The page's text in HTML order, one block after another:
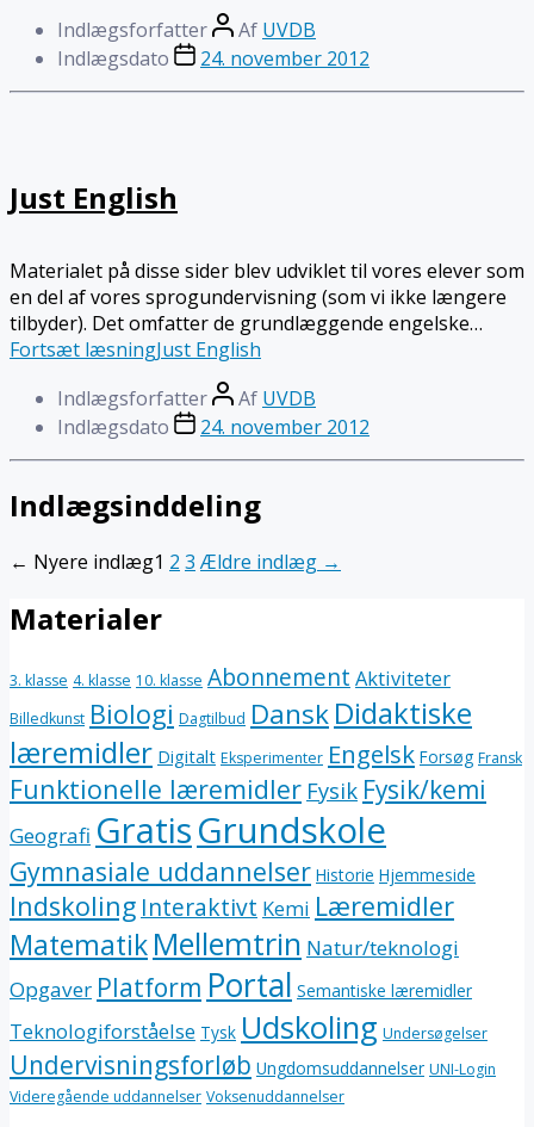
Indlægsforfatter
Af UVDB
Indlægsdato
24. november 2012
Just English
Materialet på disse sider blev udviklet til vores elever som
en del af vores sprogundervisning (som vi ikke længere
tilbyder). Det omfatter de grundlæggende engelske…
Fortsæt læsningJust English
Indlægsforfatter
Af UVDB
Indlægsdato
24. november 2012
Indlægsinddeling
← Nyere indlæg1 2 3 Ældre indlæg →
Materialer
3. klasse 4. klasse 10. klasse Abonnement Aktiviteter
Billedkunst Biologi Dagtilbud DanskDidaktiske
læremidler Digitalt Eksperimenter Engelsk Forsøg Fransk
Funktionelle læremidler Fysik Fysik/kemi
Geografi GratisGrundskole
Gymnasiale uddannelser Historie Hjemmeside
Indskoling Interaktivt Kemi Læremidler
MatematikMellemtrin Natur/teknologi
Opgaver Platform Portal Semantiske læremidler
Teknologiforståelse Tysk Udskoling Undersøgelser
Undervisningsforløb Ungdomsuddannelser UNI-Login
Videregående uddannelser Voksenuddannelser